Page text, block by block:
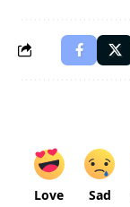
Love Sad